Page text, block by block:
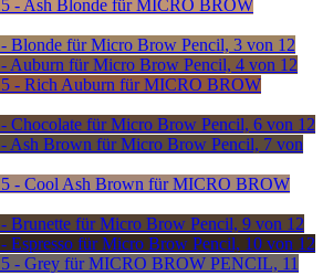
- Ash Blonde für MICRO BROW
Blonde für Micro Brow Pencil, 3 von 12
Auburn für Micro Brow Pencil, 4 von 12
- Rich Auburn für MICRO BROW
Chocolate für Micro Brow Pencil, 6 von 12
- Ash Brown für Micro Brow Pencil, 7 von
- Cool Ash Brown für MICRO BROW
Brunette für Micro Brow Pencil, 9 von 12
Espresso für Micro Brow Pencil, 10 von 12
- Grey für MICRO BROW PENCIL, 11